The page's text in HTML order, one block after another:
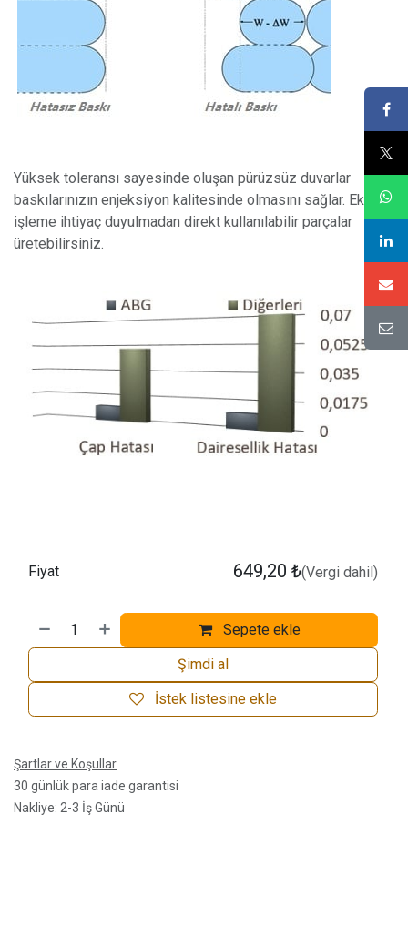
Yüksek toleransı sayesinde oluşan pürüzsüz duvarlar
baskılarınızın enjeksiyon kalitesinde olmasını sağlar. Ek
işleme ihtiyaç duyulmadan direkt kullanılabilir parçalar
üretebilirsiniz.
Sepete ekle
Şimdi al
İstek listesine ekle
Fiyat 649,20 ₺(Vergi dahil)
Şartlar ve Koşullar
30 günlük para iade garantisi
Nakliye: 2-3 İş Günü